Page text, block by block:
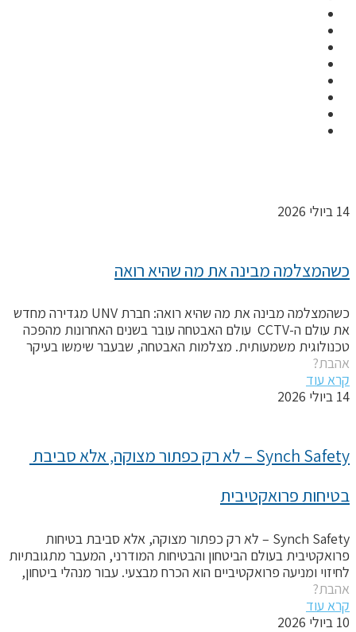
2026
מבינה את מה שהיא רואה
כשהמצלמה מבינה את מה שהיא רואה: חברת UNV מגדירה מחדש
את עולם ה-CCTV עולם האבטחה עובר בשנים האחרונות מהפכה
משמעותית. מצלמות האבטחה, שבעבר שימשו בעיקר
עוד
2026
Synch Safety – לא רק כפתור מצוקה, אלא סביבת
פרואקטיבית
Synch Safety – לא רק כפתור מצוקה, אלא סביבת בטיחות
בעולם הביטחון והבטיחות המודרני, המעבר מתגובתיות
ומניעה פרואקטיביים הוא הכרח מבצעי. עבור מנהלי ביטחון,
עוד
2026